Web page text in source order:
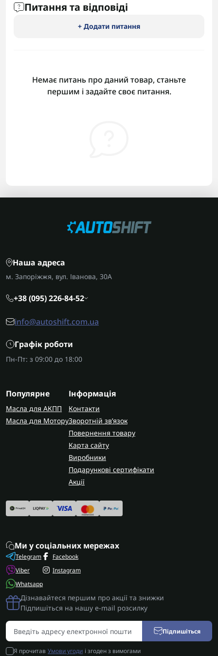
Питання та відповіді
+ Додати питання
Немає питань про даний товар, станьте
першим і задайте своє питання.
Наша адреса
м. Запоріжжя, вул. Іванова, 30А
+38 (095) 226-84-52
info@autoshift.com.ua
Графік роботи
Пн-Пт: з 09:00 до 18:00
Популярне
Масла для АКПП
Масла для Мотору
Інформація
Контакти
Зворотній зв’язок
Повернення товару
Карта сайту
Виробники
Подарункові сертифікати
Акції
Ми у соціальних мережах
Telegram
Viber
Whatsapp
Facebook
Instagram
Дізнавайтеся першим про акції та знижки
Підпишіться на нашу e-mail розсилку
Підпишіться
Я прочитав Умови угоди і згоден з вимогами